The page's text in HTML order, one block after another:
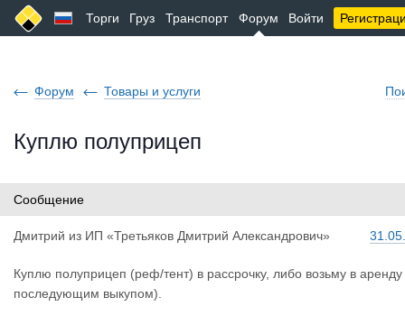
Торги Груз Транспорт Форум Войти
Форум Товары и услуги
Куплю полуприцеп
Сообщение
Дмитрий из ИП «Третьяков Дмитрий Александрович»
Куплю полуприцеп (реф/тент) в рассрочку, либо возьму в аренду
последующим выкупом).